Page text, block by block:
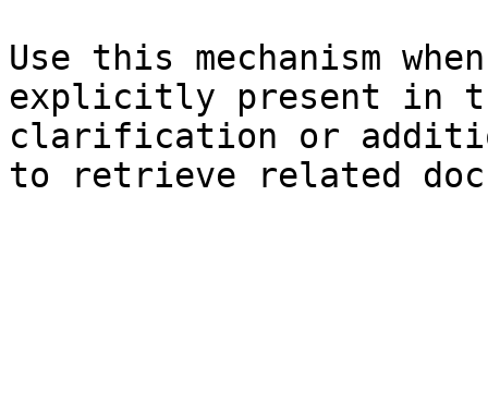
Use this mechanism
explicitly present in
clarification or